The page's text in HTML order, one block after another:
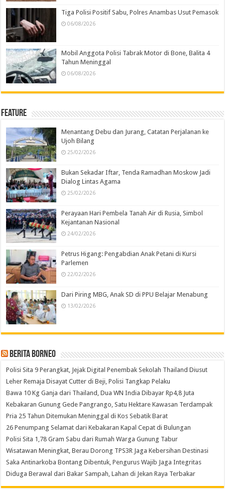
Tiga Polisi Positif Sabu, Polres Anambas Usut Pemasok
06/08/2026
Mobil Anggota Polisi Tabrak Motor di Bone, Balita 4
Tahun Meninggal
06/08/2026
Feature
Menantang Debu dan Jurang, Catatan Perjalanan ke
Ujoh Bilang
25/02/2026
Bukan Sekadar Iftar, Tenda Ramadhan Moskow Jadi
Dialog Lintas Agama
25/02/2026
Perayaan Hari Pembela Tanah Air di Rusia, Simbol
Kejantanan Nasional
24/02/2026
Petrus Higang: Pengabdian Anak Petani di Kursi
Parlemen
22/02/2026
Dari Piring MBG, Anak SD di PPU Belajar Menabung
13/02/2026
Berita Borneo
Polisi Sita 9 Perangkat, Jejak Digital Penembak Sekolah Thailand Diusut
Leher Remaja Disayat Cutter di Beji, Polisi Tangkap Pelaku
Bawa 10 Kg Ganja dari Thailand, Dua WN India Dibayar Rp4,8 Juta
Kebakaran Gunung Gede Pangrango, Satu Hektare Kawasan Terdampak
Pria 25 Tahun Ditemukan Meninggal di Kos Sebatik Barat
26 Penumpang Selamat dari Kebakaran Kapal Cepat di Bulungan
Polisi Sita 1,78 Gram Sabu dari Rumah Warga Gunung Tabur
Wisatawan Meningkat, Berau Dorong TPS3R Jaga Kebersihan Destinasi
Saka Antinarkoba Bontang Dibentuk, Pengurus Wajib Jaga Integritas
Diduga Berawal dari Bakar Sampah, Lahan di Jekan Raya Terbakar